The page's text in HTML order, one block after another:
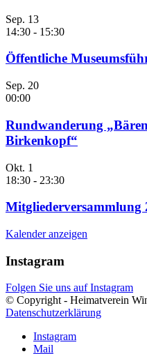
Sep. 13
14:30 - 15:30
Öffentliche
Sep. 20
00:00
Rundwanderung
Birkenkopf“
Okt. 1
18:30 - 23:30
Mitgliederversammlung
Kalender anzeigen
Instagram
Folgen Sie uns auf Instagram
© Copyright - Heimatverein
Datenschutzerklärung
Instagram
Mail